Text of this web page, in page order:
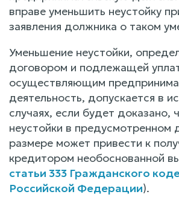
вправе уменьшить неустойку
заявления должника о таком
Уменьшение неустойки,
договором и подлежащей
осуществляющим
деятельность, допускается в
случаях, если будет доказано,
неустойки в предусмотренном
размере может привести к
кредитором необоснованной
статьи 333 Гражданского
Российской Федерации).